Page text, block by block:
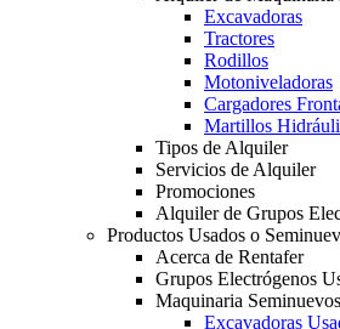
Excavadoras
Tractores
Rodillos
Motoniveladoras
Cargadores
Martillos
Tipos de Alquiler
Servicios de Alquiler
Promociones
Alquiler de Grupos
Productos Usados o
Acerca de Rentafer
Grupos Electrógenos
Maquinaria
Excavadoras